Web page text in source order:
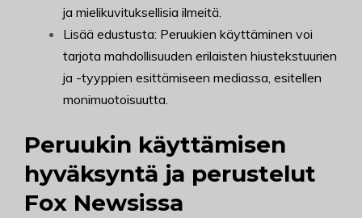
ja mielikuvituksellisia ilmeitä.
Lisää edustusta: Peruukien käyttäminen voi
tarjota mahdollisuuden erilaisten hiustekstuurien
ja -tyyppien esittämiseen mediassa, esitellen
monimuotoisuutta.
Peruukin käyttämisen
hyväksyntä ja perustelut
Fox Newsissa